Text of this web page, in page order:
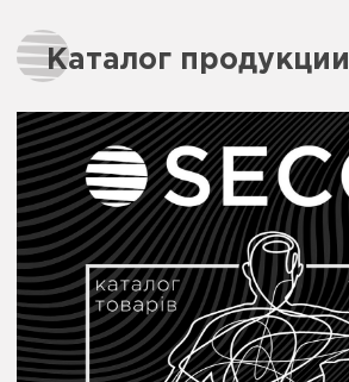
Каталог продукции